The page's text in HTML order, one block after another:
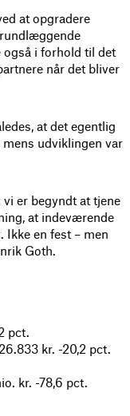
at opgradere
også i forhold til det
når det bliver
at det egentlig
udviklingen var
er begyndt at tjene
at indeværende
en fest – men
Goth.
pct.
kr. -20,2 pct.
kr. -78,6 pct.